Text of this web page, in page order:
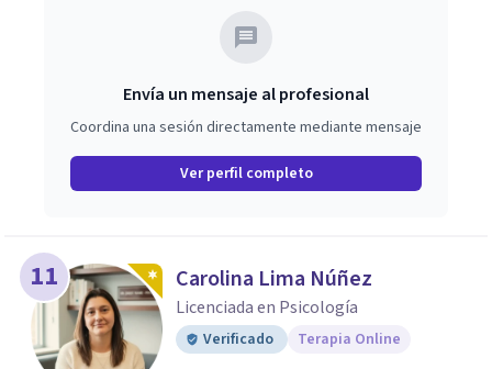
Envía un mensaje al profesional
Coordina una sesión directamente mediante mensaje
Ver perfil completo
11 Carolina Lima Núñez
Licenciada en Psicología
Verificado Terapia Online